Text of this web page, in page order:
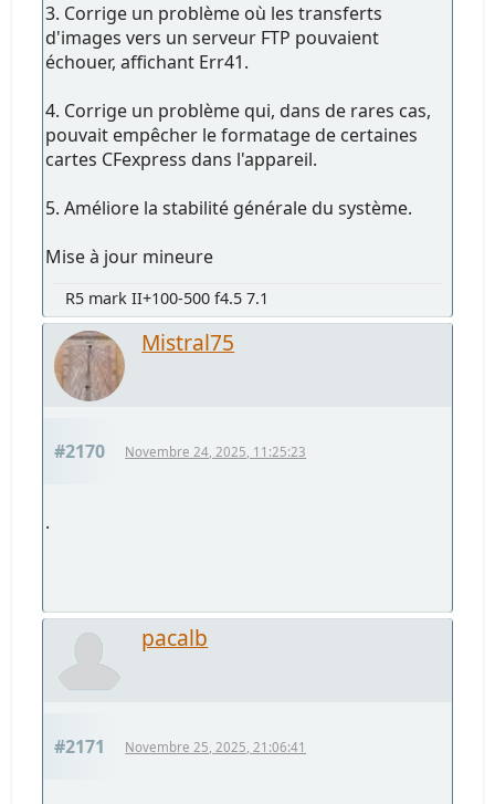
3. Corrige un problème où les transferts
d'images vers un serveur FTP pouvaient
échouer, affichant Err41.
4. Corrige un problème qui, dans de rares cas,
pouvait empêcher le formatage de certaines
cartes CFexpress dans l'appareil.
5. Améliore la stabilité générale du système.
Mise à jour mineure
R5 mark II+100-500 f4.5 7.1
Mistral75
#2170 Novembre 24, 2025, 11:25:23
.
pacalb
#2171 Novembre 25, 2025, 21:06:41